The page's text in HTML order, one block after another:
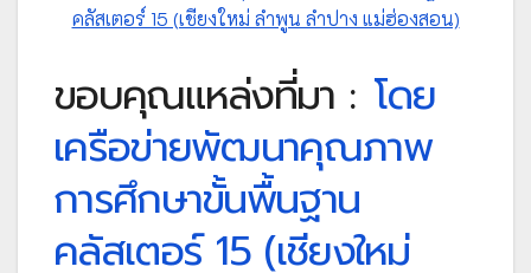
คลัสเตอร์ 15 (เชียงใหม่ ลำพูน ลำปาง แม่ฮ่องสอน)
ขอบคุณแหล่งที่มา : โดย
เครือข่ายพัฒนาคุณภาพ
การศึกษาขั้นพื้นฐาน
คลัสเตอร์ 15 (เชียงใหม่